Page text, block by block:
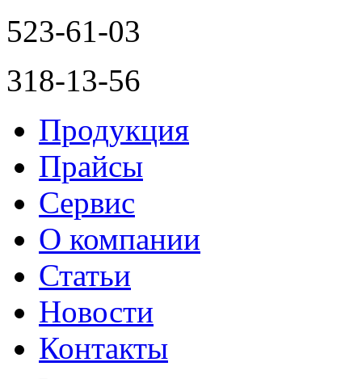
523-61-03
318-13-56
Продукция
Прайсы
Сервис
О компании
Статьи
Новости
Контакты